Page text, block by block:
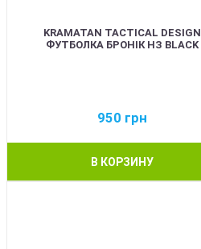
KRAMATAN TACTICAL DESIGN
ФУТБОЛКА БРОНІК НЗ BLACK
950 грн
В КОРЗИНУ